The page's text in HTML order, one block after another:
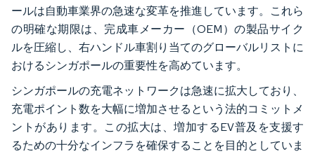
ールは自動車業界の急速な変革を推進しています。これら
の明確な期限は、完成車メーカー（OEM）の製品サイク
ルを圧縮し、右ハンドル車割り当てのグローバルリストに
おけるシンガポールの重要性を高めています。
シンガポールの充電ネットワークは急速に拡大しており、
充電ポイント数を大幅に増加させるという法的コミットメ
ントがあります。この拡大は、増加するEV普及を支援す
るための十分なインフラを確保することを目的としていま